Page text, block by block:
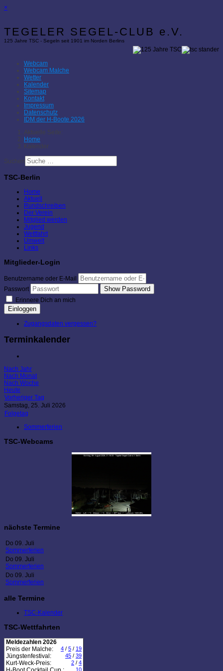
×
TEGELER SEGEL-CLUB e.V.
125 Jahre TSC - Segeln seit 1901 im Norden Berlins
Webcam
Webcam Malche
Wetter
Kalender
Sitemap
Kontakt
Impressum
Datenschutz
IDM der H-Boote 2026
Aktuelle Seite:
Home
Kalender
Suchen
TSC-Berlin
Home
Aktuell
Rundschreiben
Der Verein
Mitglied werden
Jugend
Wettfahrt
Umwelt
Links
Mitglieder-Login
Benutzername oder E-Mail
Passwort
Show Password
Erinnere Dich an mich
Einloggen
Zugangsdaten vergessen?
Terminkalender
Nach Jahr
Nach Monat
Nach Woche
Heute
Vorheriger Tag
Samstag, 25. Juli 2026
Folgetag
Sommerferien
TSC-Webcams
nächste Termine
Do 09. Juli
Sommerferien
Do 09. Juli
Sommerferien
Do 09. Juli
Sommerferien
alle Termine
TSC-Kalender
TSC-Wettfahrten
Meldezahlen 2026
Preis der Malche:
4 / 5 / 19
Jüngstenfestival: 45 / 39
Kurt-Weck-Preis: 2 / 4
10